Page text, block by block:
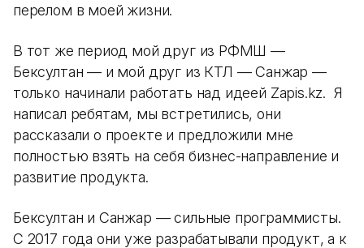
перелом в моей жизни.
В тот же период мой друг из РФМШ —
Бексултан — и мой друг из КТЛ — Санжар —
только начинали работать над идеей Zapis.kz. Я
написал ребятам, мы встретились, они
рассказали о проекте и предложили мне
полностью взять на себя бизнес-направление и
развитие продукта.
Бексултан и Санжар — сильные программисты.
С 2017 года они уже разрабатывали продукт, а к